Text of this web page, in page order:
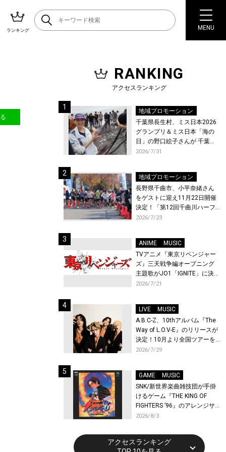
ランキング MENU
RANKING
アクセスランキング
地域プロモーション
千葉県長生村、ミス日本2026
グランプリ＆ミス日本「海の
日」の野口絵子さんが 千葉県
唯一の村・長生村で地引網を
2026/7/31
地域プロモーション
長野県千曲市、小平奈緒さん
をゲストに迎え11月22日開催
決定！「第12回千曲川ハーフ
マラソン」エントリー受付開
2026/7/23
ANIME
MUSIC
TVアニメ『東京リベンジャー
ズ』三天戦争編オープニング
主題歌がJO1「IGNITE」に決
定！メンバー全員から喜びと
先行上映会を開催！
2026/7/21
LIVE
MUSIC
A.B.C-Z、10thアルバム『The
Way of L.O.V-E』のリリースが
決定！10月より全国ツアーを
開催！
2026/7/29
GAME
MUSIC
SNK/新世界楽曲雑技団が手掛
けるゲーム『THE KING OF
FIGHTERS ’96』のアレンジサ
ウンドトラックが配信開始！
2026/8/3
アクセスランキング